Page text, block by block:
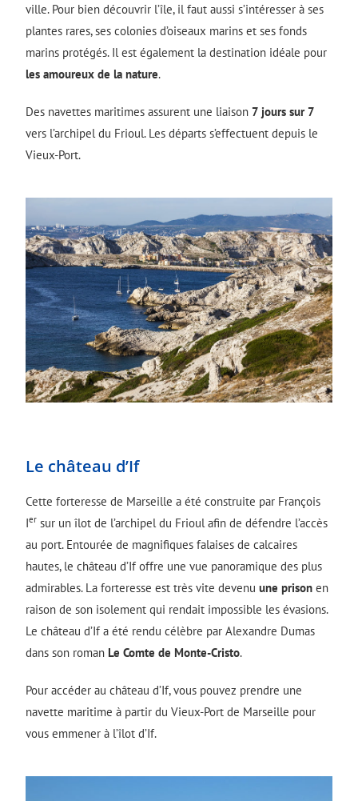
ville. Pour bien découvrir l’île, il faut aussi s’intéresser à ses
plantes rares, ses colonies d’oiseaux marins et ses fonds
marins protégés. Il est également la destination idéale pour
les amoureux de la nature.
Des navettes maritimes assurent une liaison 7 jours sur 7
vers l’archipel du Frioul. Les départs s’effectuent depuis le
Vieux-Port.
Le château d’If
Cette forteresse de Marseille a été construite par François
Ier sur un îlot de l’archipel du Frioul afin de défendre l’accès
au port. Entourée de magnifiques falaises de calcaires
hautes, le château d’If offre une vue panoramique des plus
admirables. La forteresse est très vite devenuune prison en
raison de son isolement qui rendait impossible les évasions.
Le château d’If a été rendu célèbre par Alexandre Dumas
dans son roman Le Comte de Monte-Cristo.
Pour accéder au château d’If, vous pouvez prendre une
navette maritime à partir du Vieux-Port de Marseille pour
vous emmener à l’îlot d’If.